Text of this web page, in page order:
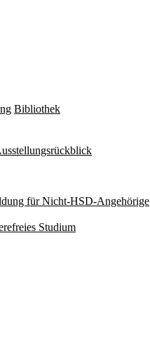
Bibliothek
für Nicht-HSD-Angehörige
Studium